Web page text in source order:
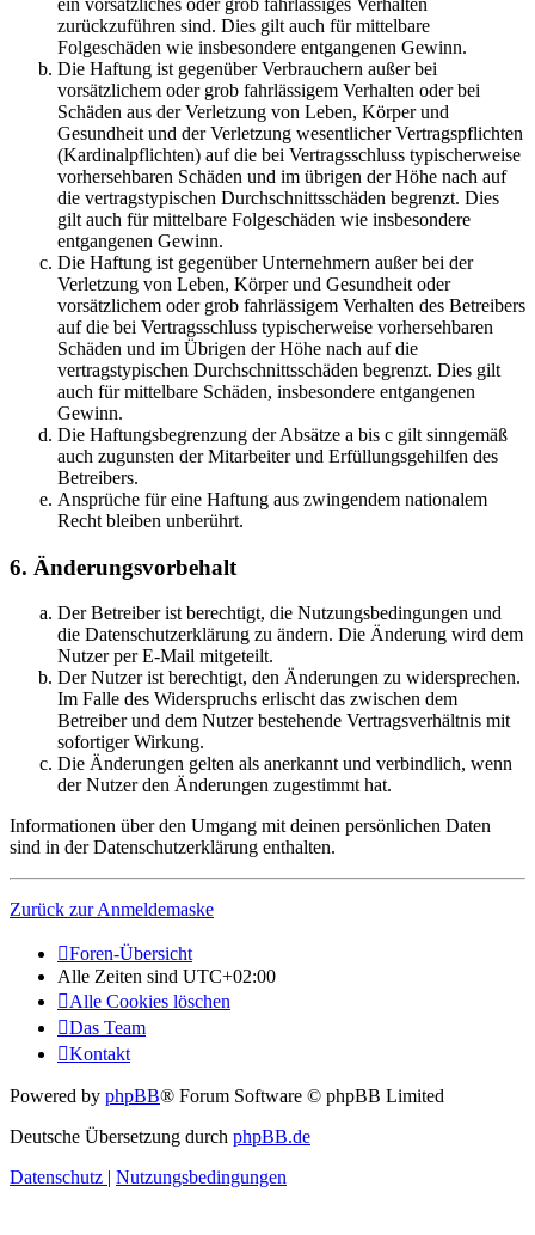
zurückzuführen sind. Dies gilt auch für mittelbare
Folgeschäden wie insbesondere entgangenen Gewinn.
Die Haftung ist gegenüber Verbrauchern außer bei
vorsätzlichem oder grob fahrlässigem Verhalten oder bei
Schäden aus der Verletzung von Leben, Körper und
Gesundheit und der Verletzung wesentlicher Vertragspflichten
(Kardinalpflichten) auf die bei Vertragsschluss typischerweise
vorhersehbaren Schäden und im übrigen der Höhe nach auf
die vertragstypischen Durchschnittsschäden begrenzt. Dies
gilt auch für mittelbare Folgeschäden wie insbesondere
entgangenen Gewinn.
Die Haftung ist gegenüber Unternehmern außer bei der
Verletzung von Leben, Körper und Gesundheit oder
vorsätzlichem oder grob fahrlässigem Verhalten des Betreibers
auf die bei Vertragsschluss typischerweise vorhersehbaren
Schäden und im Übrigen der Höhe nach auf die
vertragstypischen Durchschnittsschäden begrenzt. Dies gilt
auch für mittelbare Schäden, insbesondere entgangenen
Gewinn.
Die Haftungsbegrenzung der Absätze a bis c gilt sinngemäß
auch zugunsten der Mitarbeiter und Erfüllungsgehilfen des
Betreibers.
Ansprüche für eine Haftung aus zwingendem nationalem
Recht bleiben unberührt.
6. Änderungsvorbehalt
Der Betreiber ist berechtigt, die Nutzungsbedingungen und
die Datenschutzerklärung zu ändern. Die Änderung wird dem
Nutzer per E-Mail mitgeteilt.
Der Nutzer ist berechtigt, den Änderungen zu widersprechen.
Im Falle des Widerspruchs erlischt das zwischen dem
Betreiber und dem Nutzer bestehende Vertragsverhältnis mit
sofortiger Wirkung.
Die Änderungen gelten als anerkannt und verbindlich, wenn
der Nutzer den Änderungen zugestimmt hat.
Informationen über den Umgang mit deinen persönlichen Daten
sind in der Datenschutzerklärung enthalten.
Zurück zur Anmeldemaske
Foren-Übersicht
Alle Zeiten sind UTC+02:00
Alle Cookies löschen
Das Team
Kontakt
Powered by phpBB® Forum Software © phpBB Limited
Deutsche Übersetzung durch phpBB.de
Datenschutz | Nutzungsbedingungen